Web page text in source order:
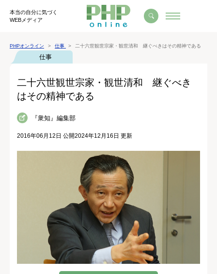
本当の自分に気づく
WEBメディア
PHPオンライン 仕事 二十六世観世宗家・観世清和 継ぐべきはその精神である
仕事
二十六世観世宗家・観世清和 継ぐべき
はその精神である
『衆知』編集部
2016年06月12日 公開2024年12月16日 更新